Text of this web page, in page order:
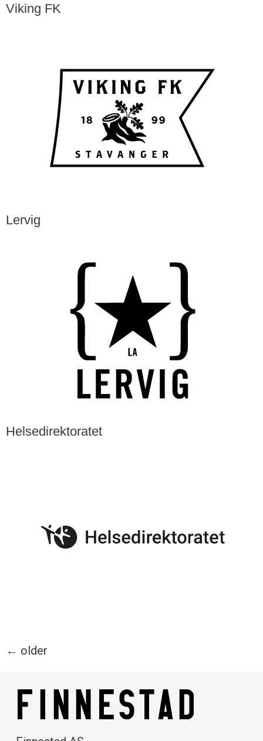
Viking FK
Lervig
Helsedirektoratet
← older